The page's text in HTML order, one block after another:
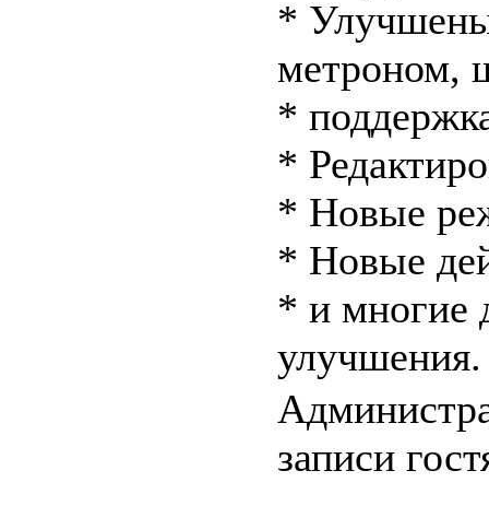
*
метроном,
*
*
* Новые
* Новые
* и многие
улучшения.
записи